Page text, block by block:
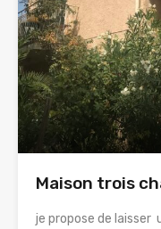
Maison trois
je propose de laisser